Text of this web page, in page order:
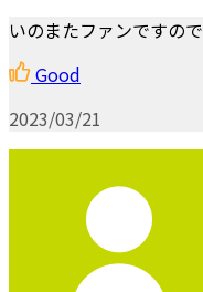
いのまたファンですので
Good
2023/03/21